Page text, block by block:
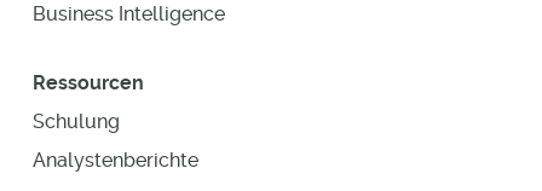
Business Intelligence
Ressourcen
Schulung
Analystenberichte